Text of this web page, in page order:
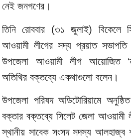
নেই জনগণের।
তিনি রোববার (৩১ জুলাই) বিকেলে
আওয়ামী লীগের সদ্য প্রয়াত
উপজেলা আওয়ামী লীগ আয়োজিত
অতিথির বক্তব্যে একথাগুলো বলেন।
উপজেলা পরিষদ অডিটোরিয়ামে
বক্তার বক্তব্যে সিলেট জেলা আওয়ামী
স্থানীয় সাবেক সংসদ সদস্য আলহাজ্ব